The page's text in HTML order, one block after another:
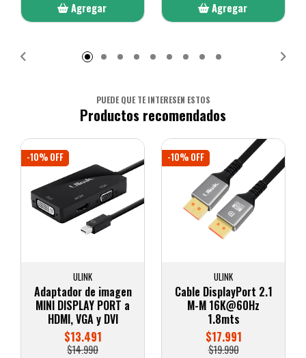
Agregar
Agregar
PUEDE QUE TE INTERESEN ESTOS
Productos recomendados
-10% OFF
ULINK
Adaptador de imagen
MINI DISPLAY PORT a
HDMI, VGA y DVI
$13.491
$14.990
-10% OFF
ULINK
Cable DisplayPort 2.1
M-M 16K@60Hz
1.8mts
$17.991
$19.990